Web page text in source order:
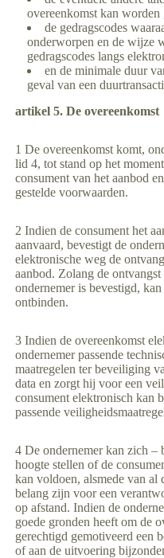
overeenkomst kan worden
de gedragscodes
onderworpen en de wijze
gedragscodes langs
en de minimale duur
geval van een
artikel 5. De overeenkomst
1 De overeenkomst komt,
lid 4, tot stand op het
consument van het aanbod
gestelde voorwaarden.
2 Indien de consument het
aanvaard, bevestigt de
elektronische weg de
aanbod. Zolang de
ondernemer is bevestigd,
ontbinden.
3 Indien de overeenkomst
ondernemer passende
maatregelen ter beveiliging
data en zorgt hij voor een
consument elektronisch kan
passende
4 De ondernemer kan zich –
hoogte stellen of de
kan voldoen, alsmede van al
belang zijn voor een
op afstand. Indien de
goede gronden heeft om de
gerechtigd gemotiveerd een
of aan de uitvoering